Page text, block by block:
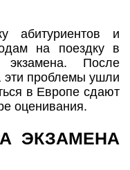
абитуриентов и
на поездку в
После
эти проблемы ушли
в Европе сдают
оценивания.
ЭКЗАМЕНА